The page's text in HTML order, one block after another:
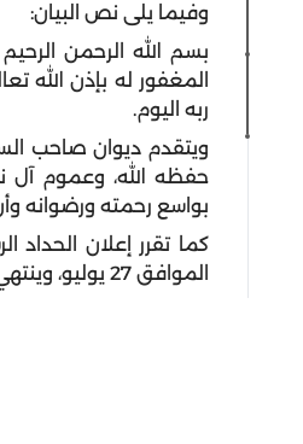
وفيما يلى نص البيان:
بسم الله الرحمن
المغفور له بإذن الله
ربه اليوم.
ويتقدم ديوان صاحب
حفظه الله، وعموم آل
بواسع رحمته ورضوانه
الموافق 27 يوليو، وينتهي بنهاية يوم السبت الموافق 29 يوليو.